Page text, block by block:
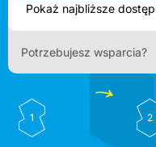
Potrzebujesz wsparcia?
1 2